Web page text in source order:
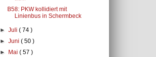
B58: PKW kollidiert mit
Linienbus in Schermbeck
►Juli( 74 )
►Juni( 50 )
►
Mai( 57 )